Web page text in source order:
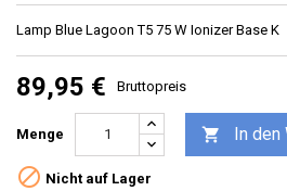
Lamp Blue Lagoon T5 75 W Ionizer Base K
89,95 € Bruttopreis
Menge  In den
 Nicht auf Lager